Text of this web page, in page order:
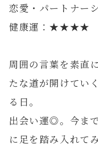
恋愛・パートナ
健康運：★★★★
周囲の言葉を素直
たな道が開けてい
る日。
出会い運◎。今ま
に足を踏み入れて